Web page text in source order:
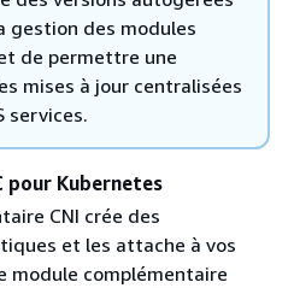
gestion des modules
de permettre une
mises à jour centralisées
services.
pour Kubernetes
CNI crée des
et les attache à vos
module complémentaire